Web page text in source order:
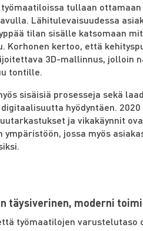
tullaan ottamaan
Lähitulevaisuudessa
tilan sisälle katsomaan
Korhonen kertoo, että
3D-mallinnus, jolloin
tontille.
sisäisiä prosesseja sekä
hyödyntäen. 2020
ja vikakäynnit
ympäristöön, jossa myös
täysiverinen, moderni
työmaatilojen varustelutaso